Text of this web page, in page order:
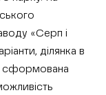
«Серп і
ділянка в
сформована